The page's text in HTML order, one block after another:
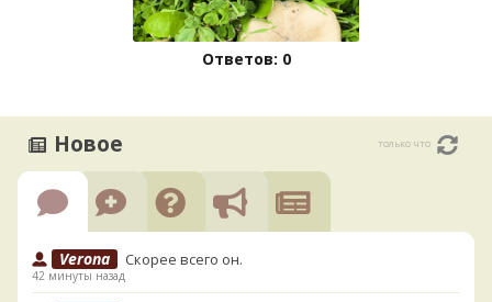
Ответов: 0
Новое только что
Verona Скорее всего он.
42 минуты назад